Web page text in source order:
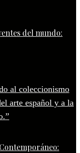
del mundo: